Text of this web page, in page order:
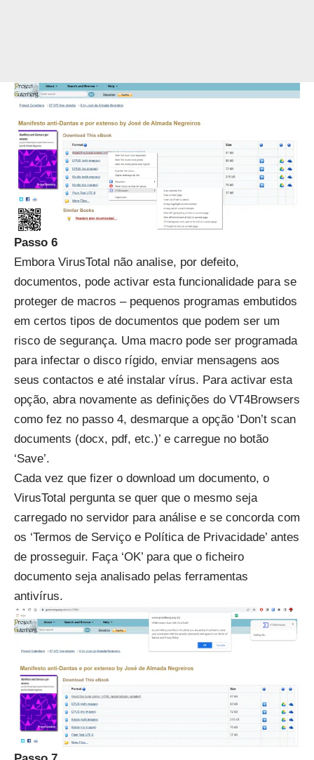
Passo 6
Embora VirusTotal não analise, por defeito,
documentos, pode activar esta funcionalidade para se
proteger de macros – pequenos programas embutidos
em certos tipos de documentos que podem ser um
risco de segurança. Uma macro pode ser programada
para infectar o disco rígido, enviar mensagens aos
seus contactos e até instalar vírus. Para activar esta
opção, abra novamente as definições do VT4Browsers
como fez no passo 4, desmarque a opção ‘Don’t scan
documents (docx, pdf, etc.)’ e carregue no botão
‘Save’.
Cada vez que fizer o download um documento, o
VirusTotal pergunta se quer que o mesmo seja
carregado no servidor para análise e se concorda com
os ‘Termos de Serviço e Política de Privacidade’ antes
de prosseguir. Faça ‘OK’ para que o ficheiro
documento seja analisado pelas ferramentas
antivírus.